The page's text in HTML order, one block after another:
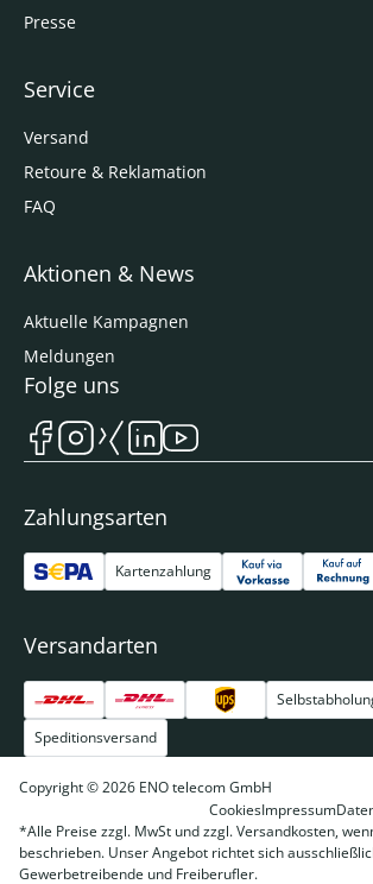
Presse
Service
Versand
Retoure & Reklamation
FAQ
Aktionen & News
Aktuelle Kampagnen
Meldungen
Zahlungsarten
Kartenzahlung
Versandarten
Speditionsversand
Folge uns
Copyright © 2026 ENO telecom GmbH
CookiesImpressum
*Alle Preise zzgl. MwSt und zzgl. Versandkosten,
beschrieben. Unser Angebot richtet sich
Gewerbetreibende und Freiberufler.